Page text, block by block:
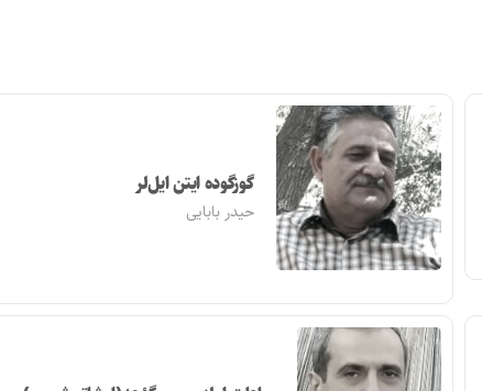
گوزگوده ایتن ایل‌لر
حیدر بابایی